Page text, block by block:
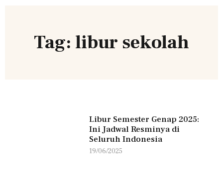
Tag: libur sekolah
Libur Semester Genap 2025:
Ini Jadwal Resminya di
Seluruh Indonesia
19/06/2025